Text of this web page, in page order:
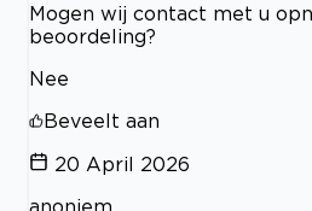
Mogen wij contact met u
beoordeling?
Nee
Beveelt aan
20 April 2026
anoniem